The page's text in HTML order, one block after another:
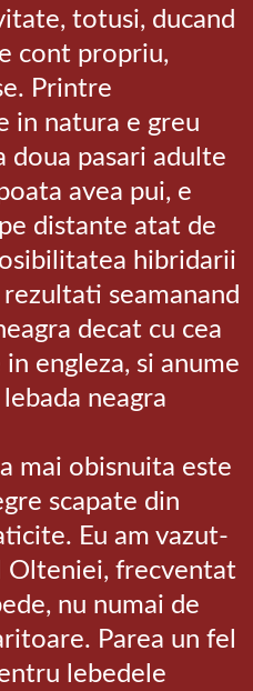
totusi, ducand
cont propriu,
Printre
in natura e greu
doua pasari adulte
avea pui, e
distante atat de
hibridarii
seamanand
decat cu cea
engleza, si anume
neagra
mai obisnuita este
scapate din
Eu am vazut-
Olteniei, frecventat
nu numai de
Parea un fel
lebedele